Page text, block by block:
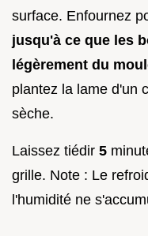
surface. Enfournez
jusqu'à ce que les
légèrement du
plantez la lame d'un
sèche.
Laissez tiédir 5
grille. Note : Le
l'humidité ne